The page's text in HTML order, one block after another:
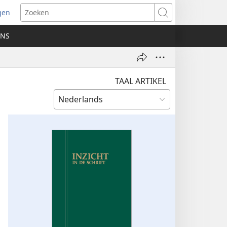
Zoeken
TAAL ARTIKEL